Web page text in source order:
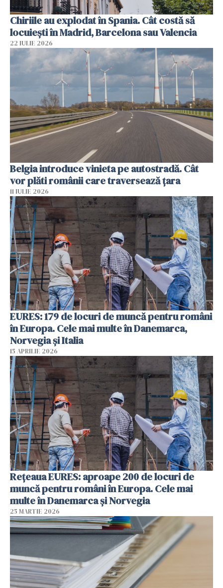
Chiriile au explodat în Spania. Cât costă să
locuiești în Madrid, Barcelona sau Valencia
22 IULIE 2026
Belgia introduce vinieta pe autostradă. Cât
vor plăti românii care traversează țara
11 IULIE 2026
EURES: 179 de locuri de muncă pentru români
în Europa. Cele mai multe în Danemarca,
Norvegia și Italia
15 APRILIE 2026
Rețeaua EURES: aproape 200 de locuri de
muncă pentru români în Europa. Cele mai
multe în Danemarca și Norvegia
25 MARTIE 2026